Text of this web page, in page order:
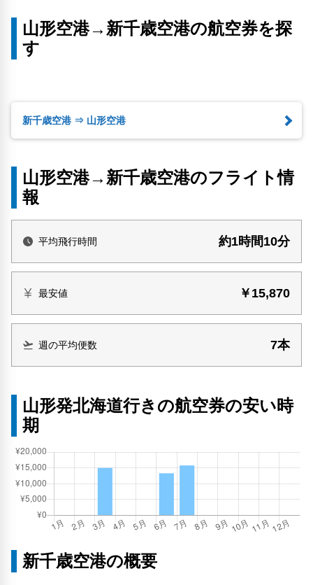
山形空港→新千歳空港の航空券を探
す
新千歳空港 ⇒ 山形空港
山形空港→新千歳空港のフライト情
報
平均飛行時間 約1時間10分
最安値 ￥15,870
週の平均便数 7本
山形発北海道行きの航空券の安い時
期
新千歳空港の概要